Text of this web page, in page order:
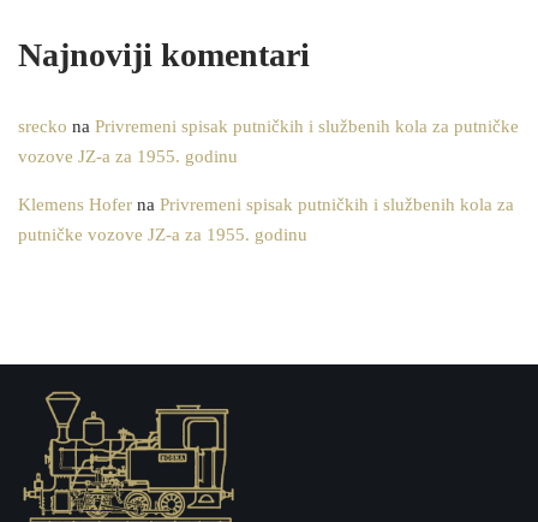
Najnoviji komentari
srecko na Privremeni spisak putničkih i službenih kola za putničke
vozove JZ-a za 1955. godinu
Klemens Hofer na Privremeni spisak putničkih i službenih kola za
putničke vozove JZ-a za 1955. godinu